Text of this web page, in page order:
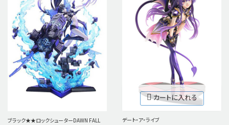
ブラック★★ロックシューターDAWN FALL
カートに入れる
デート・ア・ライブ